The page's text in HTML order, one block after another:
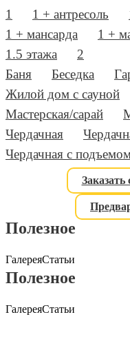
1 1 + антресоль
1 + мансарда
1 +
1.5 этажа
2
Баня
Беседка
Жилой дом с сауной
Мастерская/сарай
Чердачная
Чердачная с
Заказать
Полезное
ГалереяСтатьи
Полезное
ГалереяСтатьи